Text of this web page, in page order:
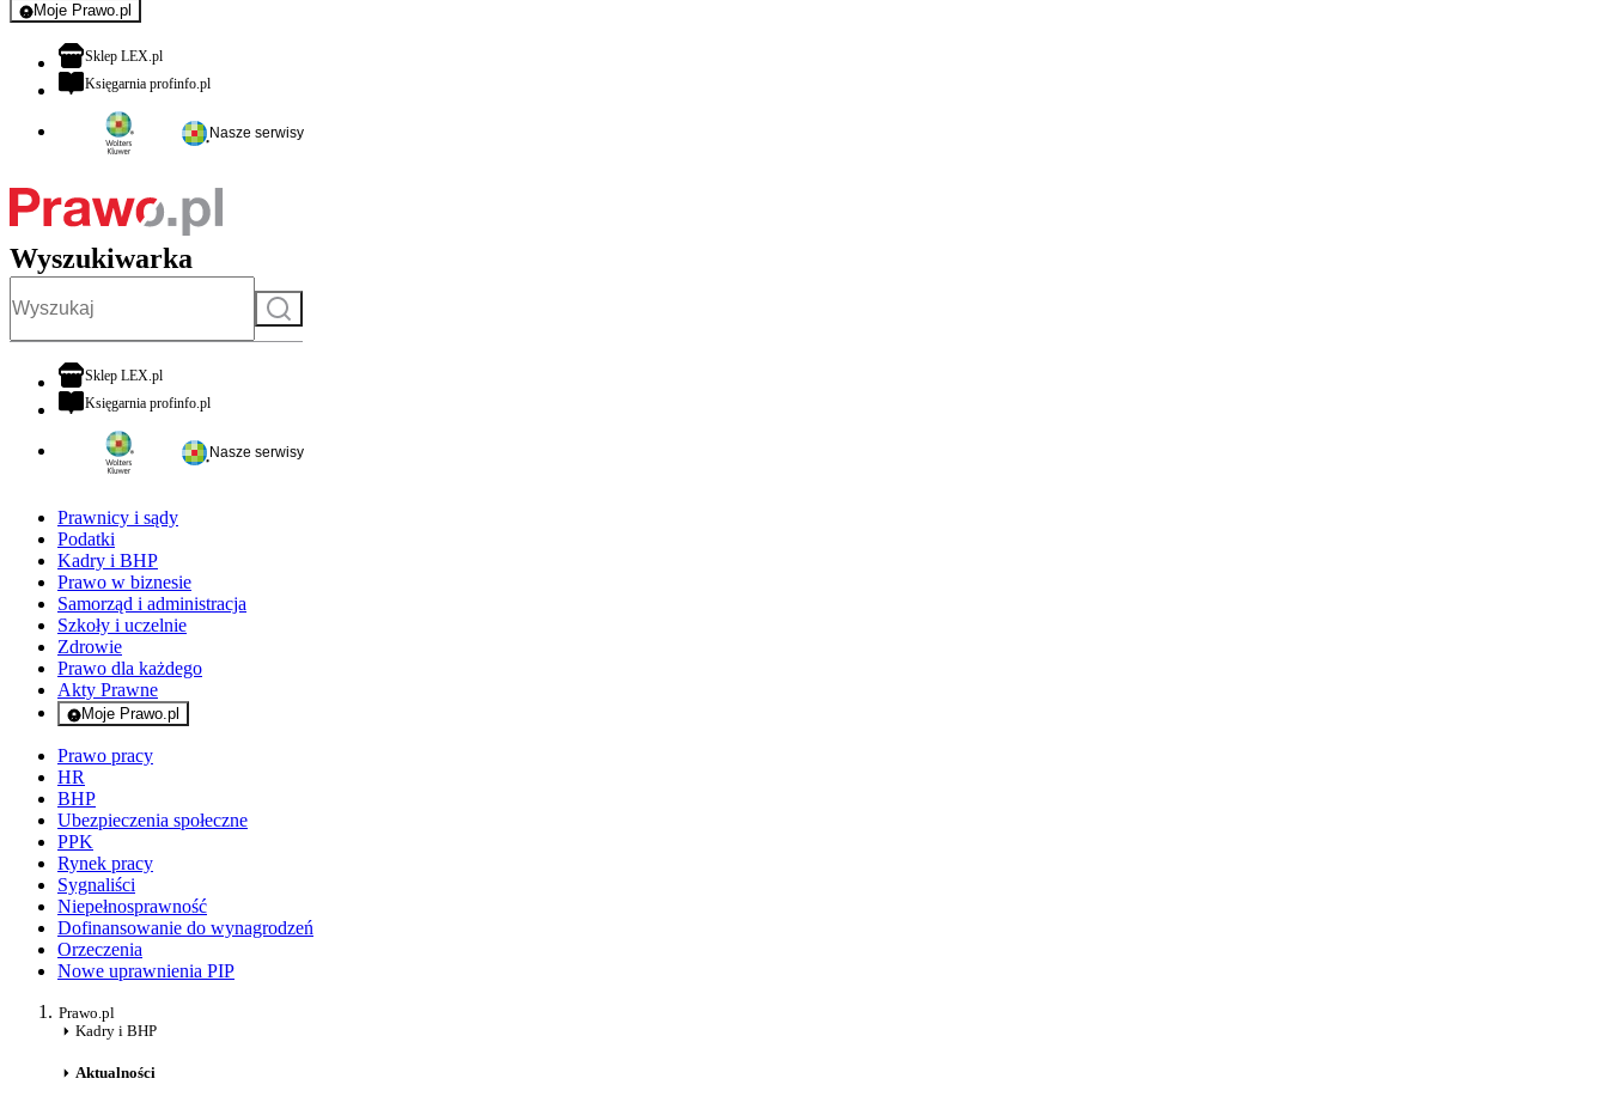
Moje Prawo.pl
- rejestracja i logowanie do serwisu
Sklep LEX.plotwiera się w nowej karcie
Księgarnia profinfo.plotwiera się w nowej karcie
Nasze serwisy
Wyszukiwarka
Szukaj
Sklep LEX.plotwiera się w nowej karcie
Księgarnia profinfo.plotwiera się w nowej karcie
Nasze serwisy
Prawnicy i sądy
Podatki
Kadry i BHP
Prawo w biznesie
Samorząd i administracja
Szkoły i uczelnie
Zdrowie
Prawo dla każdego
Akty Prawne
Moje Prawo.pl
- rejestracja i logowanie do serwisu
Prawo pracy
HR
BHP
Ubezpieczenia społeczne
PPK
Rynek pracy
Sygnaliści
Niepełnosprawność
Dofinansowanie do wynagrodzeń
Orzeczenia
Nowe uprawnienia PIP
Prawo.pl
Kadry i BHP
Aktualności